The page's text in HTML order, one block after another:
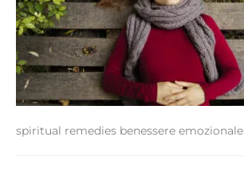
spiritual remedies benessere emozionale